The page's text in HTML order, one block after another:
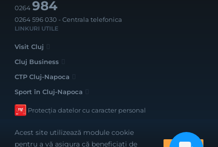
0264984
0264 596 030 - Centrala telefonica
LINKURI UTILE
Visit Cluj
Cluj Business
CTP Cluj-Napoca
Sport în Cluj-Napoca
Protecția datelor cu caracter personal
Acest site utilizează module cookie
pentru a vă asigura că beneficiați de